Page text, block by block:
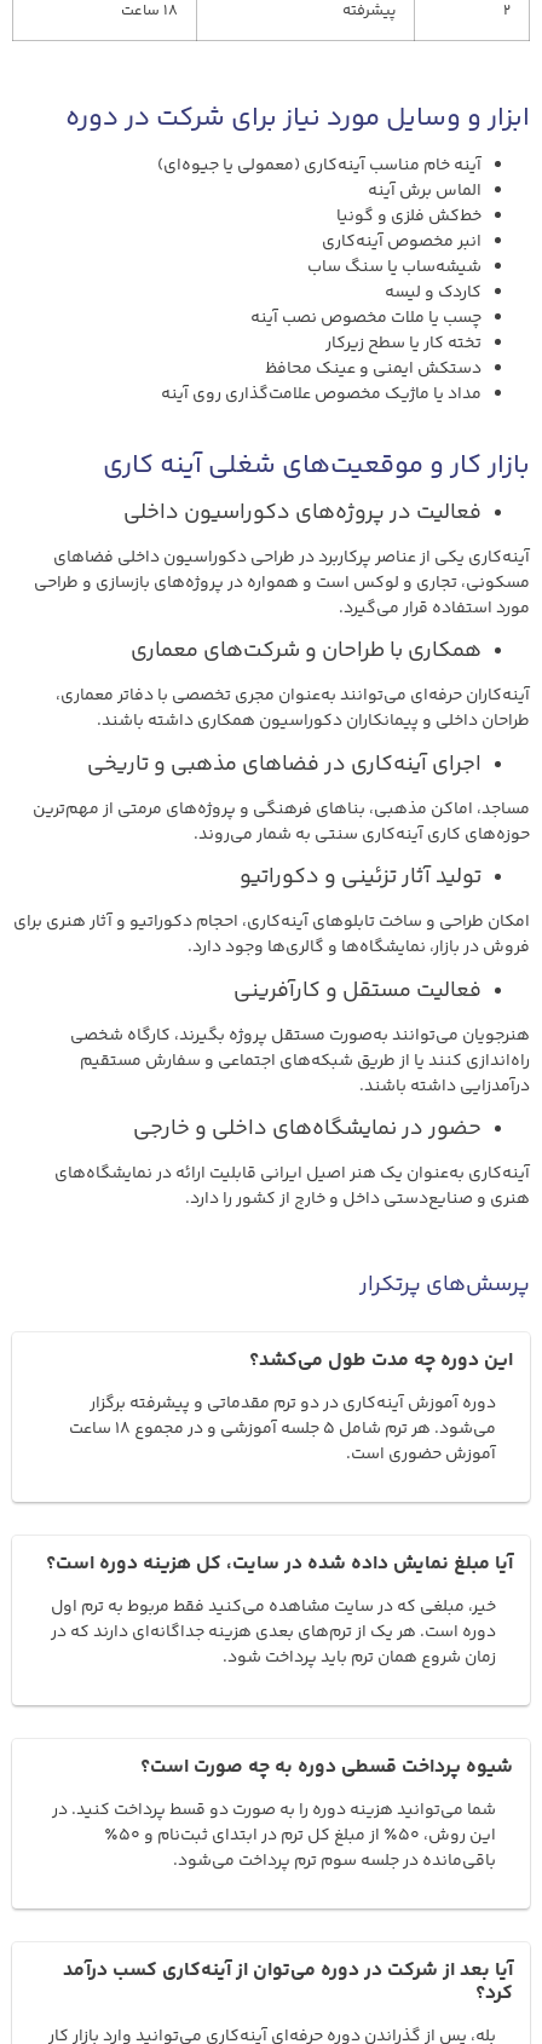
2 پیشرفته 18 ساعت
ابزار و وسایل مورد نیاز برای شرکت در دوره
آینه خام مناسب آینه‌کاری (معمولی یا جیوه‌ای)
الماس برش آینه
خط‌کش فلزی و گونیا
انبر مخصوص آینه‌کاری
شیشه‌ساب یا سنگ ساب
کاردک و لیسه
چسب یا ملات مخصوص نصب آینه
تخته کار یا سطح زیرکار
دستکش ایمنی و عینک محافظ
مداد یا ماژیک مخصوص علامت‌گذاری روی آینه
بازار کار و موقعیت‌های شغلی آینه کاری
فعالیت در پروژه‌های دکوراسیون داخلی
آینه‌کاری یکی از عناصر پرکاربرد در طراحی دکوراسیون داخلی فضاهای
مسکونی، تجاری و لوکس است و همواره در پروژه‌های بازسازی و طراحی
مورد استفاده قرار می‌گیرد.
همکاری با طراحان و شرکت‌های معماری
آینه‌کاران حرفه‌ای می‌توانند به‌عنوان مجری تخصصی با دفاتر معماری،
طراحان داخلی و پیمانکاران دکوراسیون همکاری داشته باشند.
اجرای آینه‌کاری در فضاهای مذهبی و تاریخی
مساجد، اماکن مذهبی، بناهای فرهنگی و پروژه‌های مرمتی از مهم‌ترین
حوزه‌های کاری آینه‌کاری سنتی به شمار می‌روند.
تولید آثار تزئینی و دکوراتیو
امکان طراحی و ساخت تابلوهای آینه‌کاری، احجام دکوراتیو و آثار هنری برای
فروش در بازار، نمایشگاه‌ها و گالری‌ها وجود دارد.
فعالیت مستقل و کارآفرینی
هنرجویان می‌توانند به‌صورت مستقل پروژه بگیرند، کارگاه شخصی
راه‌اندازی کنند یا از طریق شبکه‌های اجتماعی و سفارش مستقیم
درآمدزایی داشته باشند.
حضور در نمایشگاه‌های داخلی و خارجی
آینه‌کاری به‌عنوان یک هنر اصیل ایرانی قابلیت ارائه در نمایشگاه‌های
هنری و صنایع‌دستی داخل و خارج از کشور را دارد.
پرسش‌های پرتکرار
این دوره چه مدت طول می‌کشد؟
دوره آموزش آینه‌کاری در دو ترم مقدماتی و پیشرفته برگزار
می‌شود. هر ترم شامل ۵ جلسه آموزشی و در مجموع ۱۸ ساعت
آموزش حضوری است.
آیا مبلغ نمایش داده شده در سایت، کل هزینه دوره است؟
خیر، مبلغی که در سایت مشاهده می‌کنید فقط مربوط به ترم اول
دوره است. هر یک از ترم‌های بعدی هزینه جداگانه‌ای دارند که در
زمان شروع همان ترم باید پرداخت شود.
شیوه پرداخت قسطی دوره به چه صورت است؟
شما می‌توانید هزینه دوره را به صورت دو قسط پرداخت کنید. در
این روش، ۵۰٪ از مبلغ کل ترم در ابتدای ثبت‌نام و ۵۰٪
باقی‌مانده در جلسه سوم ترم پرداخت می‌شود.
آیا بعد از شرکت در دوره می‌توان از آینه‌کاری کسب درآمد
کرد؟
بله، پس از گذراندن دوره حرفه‌ای آینه‌کاری می‌توانید وارد بازار کار